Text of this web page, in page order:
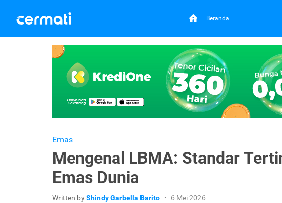
Beranda
Emas
Mengenal LBMA: Standar
Emas Dunia
Written byShindy Garbella Barito 6 Mei 2026